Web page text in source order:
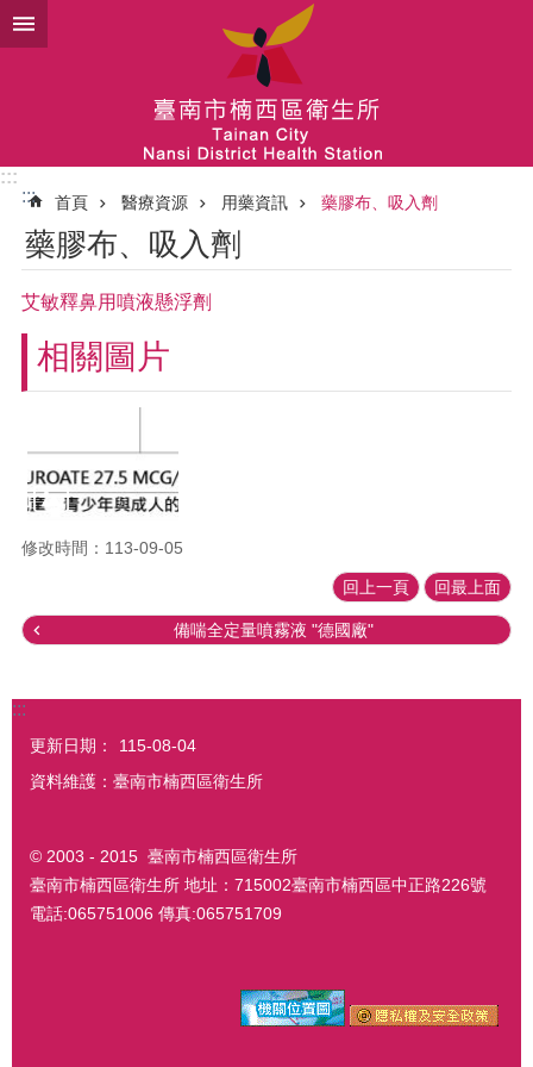
跳到主要內容區塊
:::
:::
首頁 醫療資源 用藥資訊 藥膠布、吸入劑
藥膠布、吸入劑
艾敏釋鼻用噴液懸浮劑
相關圖片
修改時間：113-09-05
回上一頁 回最上面
備喘全定量噴霧液 "德國廠"
:::
更新日期：
115-08-04
資料維護：臺南市楠西區衛生所
© 2003 - 2015 臺南市楠西區衛生所
臺南市楠西區衛生所 地址：715002臺南市楠西區中正路226號
電話:065751006 傳真:065751709